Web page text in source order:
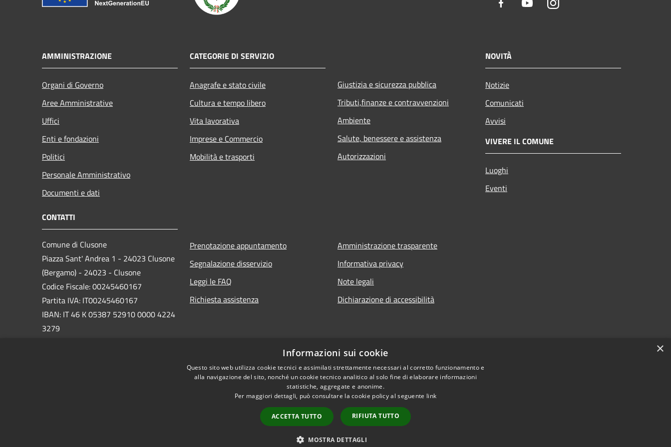
Facebook YoutubeInstagram
AMMINISTRAZIONE
Organi di Governo
Aree Amministrative
Uffici
Enti e fondazioni
Politici
Personale Amministrativo
Documenti e dati
CATEGORIE DI SERVIZIO
Anagrafe e stato civile
Cultura e tempo libero
Vita lavorativa
Imprese e Commercio
Mobilità e trasporti
Giustizia e sicurezza pubblica
Tributi,finanze e contravvenzioni
Ambiente
Salute, benessere e assistenza
Autorizzazioni
NOVITÀ
Notizie
Comunicati
Avvisi
VIVERE IL COMUNE
Luoghi
Eventi
CONTATTI
Comune di Clusone
Piazza Sant' Andrea 1 - 24023 Clusone
(Bergamo) - 24023 - Clusone
Codice Fiscale: 00245460167
Partita IVA: IT00245460167
IBAN: IT 46 K 05387 52910 0000 4224
3279
Prenotazione appuntamento
Segnalazione disservizio
Leggi le FAQ
Richiesta assistenza
Amministrazione trasparente
Informativa privacy
Note legali
Dichiarazione di accessibilità
Copyright © 2026 • Comune di Clusone • Powered by
×
Informazioni sui cookie
Questo sito web utilizza cookie tecnici e assimilati strettamente necessari al corretto funzionamento e
alla navigazione del sito, nonché un cookie tecnico analitico al solo fine di elaborare informazioni
statistiche, aggregate e anonime.
Per maggiori dettagli, può consultare la cookie policy al seguente link
ACCETTA TUTTO RIFIUTA TUTTO
MOSTRA DETTAGLI